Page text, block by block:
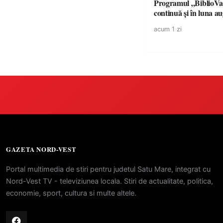
Programul
continuă și în luna
acum 1 zi
GAZETA NORD-VEST
Portal multimedia de stiri pentru judetul Satu Mare, integrat cu
Nord-Vest TV - televiziunea locala. Stiri de actualitate, politica,
economie, sport, cultura si multe altele.